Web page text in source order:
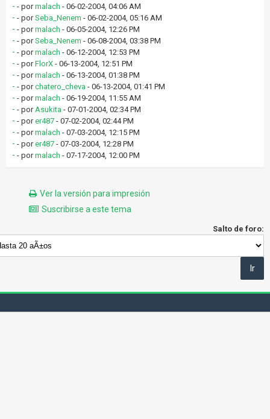
- - pormalach - 06-02-2004, 04:06 AM
- - porSeba_Nenem - 06-02-2004, 05:16 AM
- - pormalach - 06-05-2004, 12:26 PM
- - porSeba_Nenem - 06-08-2004, 03:38 PM
- - pormalach - 06-12-2004, 12:53 PM
- - porFlorX - 06-13-2004, 12:51 PM
- - pormalach - 06-13-2004, 01:38 PM
- - porchatero_cheva - 06-13-2004, 01:41 PM
- - pormalach - 06-19-2004, 11:55 AM
- - porAsukita - 07-01-2004, 02:34 PM
- - porer487 - 07-02-2004, 02:44 PM
- - pormalach - 07-03-2004, 12:15 PM
- - porer487 - 07-03-2004, 12:28 PM
- - pormalach - 07-17-2004, 12:00 PM
Ver la versión para impresión
Suscribirse a este tema
Salto de foro: